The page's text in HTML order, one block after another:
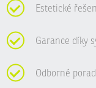
Estetické
Garance díky
Odborné